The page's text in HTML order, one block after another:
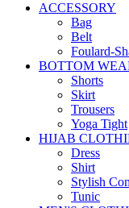
ACCESSORY
Bag
Belt
Foulard-
BOTTOM
Shorts
Skirt
Trousers
Yoga Tight
HIJAB
Dress
Shirt
Stylish
Tunic